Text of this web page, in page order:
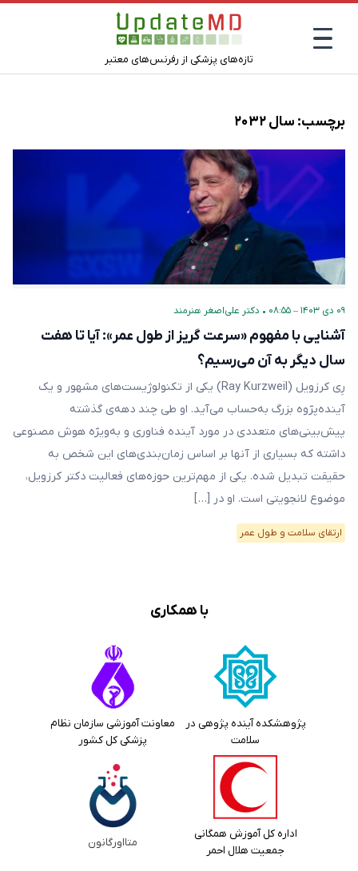
تازه‌های پزشکی از رفرنس‌های معتبر
برچسب: سال ۲۰۳۲
۰۹ دی ۱۴۰۳ – ۰۸:۵۵ • دکتر علی‌اصغر هنرمند
آشنایی با مفهوم «سرعت گریز از طول عمر»: آیا تا هفت
سال دیگر به آن می‌رسیم؟
رِی کرزویل (Ray Kurzweil) یکی از تکنولوژیست‌های مشهور و یک
آینده‌پژوه بزرگ به‌حساب می‌آید. او طی چند دهه‌ی گذشته
پیش‌بینی‌های متعددی در مورد آینده فناوری و به‌ویژه هوش مصنوعی
داشته که بسیاری از آنها بر اساس زمان‌بندی‌های این شخص به
حقیقت تبدیل شده. یکی از مهم‌ترین حوزه‌های فعالیت دکتر کرزویل،
موضوع لانجویتی است. او در […]
ارتقای سلامت و طول عمر
با همکاری
پژوهشکده آینده پژوهی در
سلامت
معاونت آموزشی سازمان نظام
پزشکی کل کشور
اداره کل آموزش همگانی
جمعیت هلال احمر
متااورگانون